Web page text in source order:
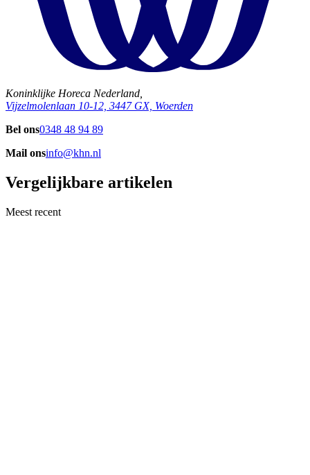
Koninklijke Horeca Nederland,
Vijzelmolenlaan 10-12, 3447 GX, Woerden
Bel ons0348 48 94 89
Mail onsinfo@khn.nl
Vergelijkbare artikelen
Meest recent